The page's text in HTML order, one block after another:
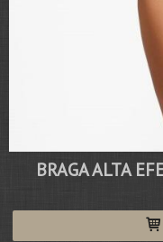
BRAGA ALTA